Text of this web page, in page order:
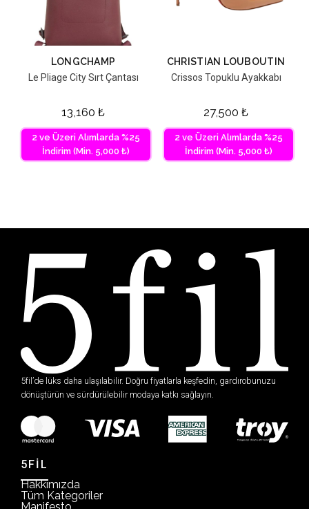
LONGCHAMP
Le Pliage City Sırt Çantası
13,160 ₺
2 ve Üzeri Alımlarda %25
İndirim (Min. 5,000 ₺)
CHRISTIAN LOUBOUTIN
Crissos Topuklu Ayakkabı
27,500 ₺
2 ve Üzeri Alımlarda %25
İndirim (Min. 5,000 ₺)
5fil’de lüks daha ulaşılabilir. Doğru fiyatlarla keşfedin, gardırobunuzu
dönüştürün ve sürdürülebilir modaya katkı sağlayın.
5FİL
Hakkımızda
Tüm Kategoriler